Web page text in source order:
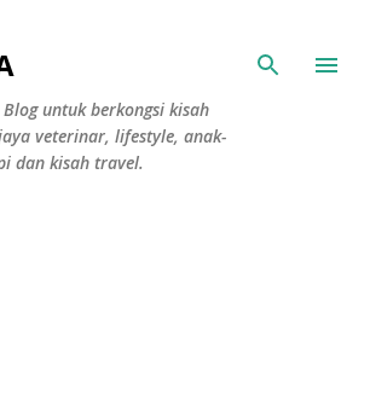
untuk berkongsi kisah
veterinar, lifestyle, anak-
dan kisah travel.